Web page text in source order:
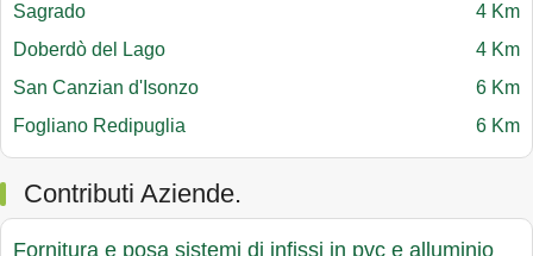
Sagrado
4 Km
Doberdò del Lago
4 Km
San Canzian d'Isonzo
6 Km
Fogliano Redipuglia
6 Km
Contributi Aziende.
Fornitura e posa sistemi di infissi in pvc e alluminio